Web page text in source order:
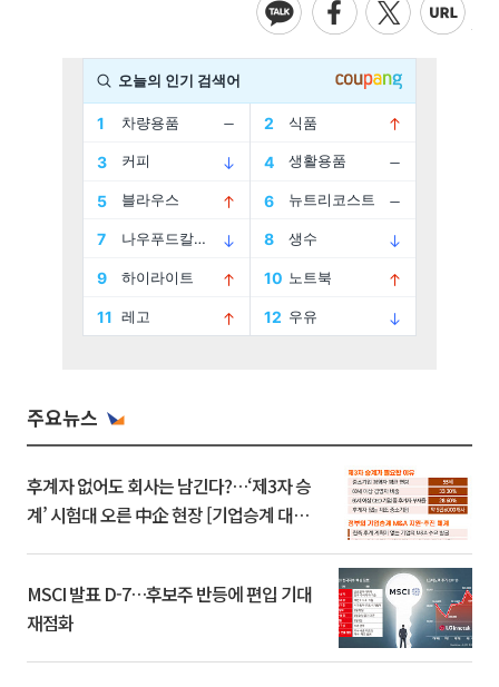
주요뉴스
후계자 없어도 회사는 남긴다?…‘제3자 승
계’ 시험대 오른 中企 현장 [기업승계 대전
MSCI 발표 D-7…후보주 반등에 편입 기대
재점화